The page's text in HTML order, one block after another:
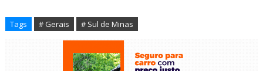
Tags # Gerais # Sul de Minas